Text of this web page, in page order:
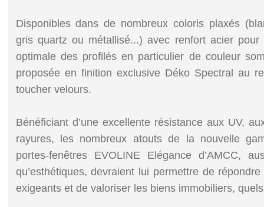
Disponibles dans de nombreux coloris plaxés
gris quartz ou métallisé...) avec renfort acier pour
optimale des profilés en particulier de couleur
proposée en finition exclusive Déko Spectral au
toucher velours.
Bénéficiant d’une excellente résistance aux UV,
rayures, les nombreux atouts de la nouvelle
portes-fenêtres EVOLINE Elégance d’AMCC,
qu’esthétiques, devraient lui permettre de
exigeants et de valoriser les biens immobiliers, quels